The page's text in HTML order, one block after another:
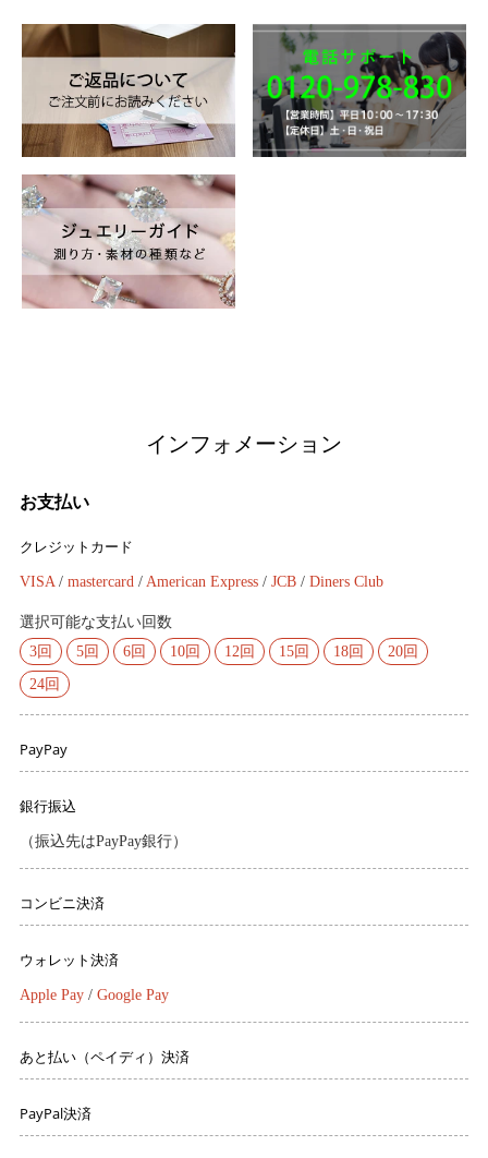
インフォメーション
お支払い
クレジットカード
VISA / mastercard / American Express / JCB / Diners Club
選択可能な支払い回数
3回
5回 6回 10回 12回 15回 18回
20回
24回
PayPay
銀行振込
（振込先はPayPay銀行）
コンビニ決済
ウォレット決済
Apple Pay / Google Pay
あと払い（ペイディ）決済
PayPal決済